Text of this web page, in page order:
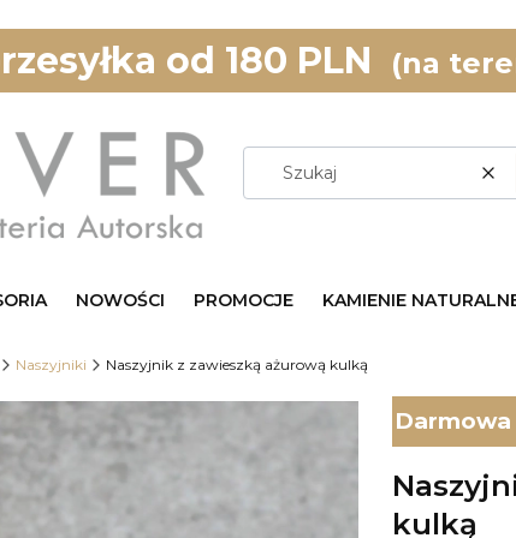
od 180 PLN (na
NOWOŚCI PROMOCJE KAMIENIE
Naszyjniki Naszyjnik z zawieszką ażurową kulką
Darmowa
kulką